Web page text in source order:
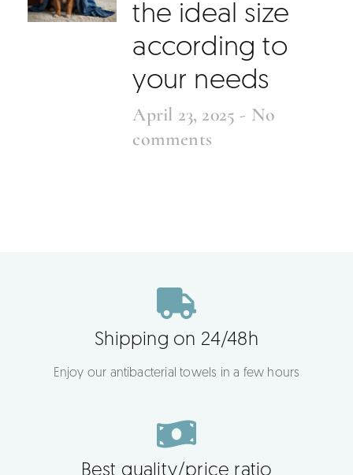
the ideal size
according to
your needs
April 23, 2025 No
comments
Shipping on 24/48h
Enjoy our antibacterial towels in a few hours
Best quality/price ratio